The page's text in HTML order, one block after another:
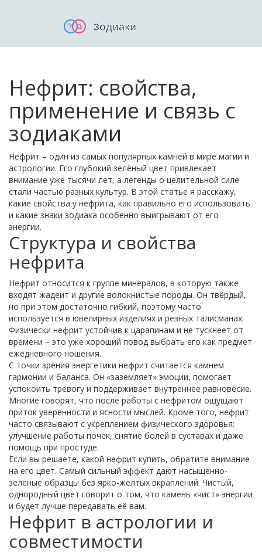
Нефрит: свойства,
применение и связь с
зодиаками
Нефрит – один из самых популярных камней в мире магии и
астрологии. Его глубокий зелёный цвет привлекает
внимание уже тысячи лет, а легенды о целительной силе
стали частью разных культур. В этой статье я расскажу,
какие свойства у нефрита, как правильно его использовать
и какие знаки зодиака особенно выигрывают от его
энергии.
Структура и свойства
нефрита
Нефрит относится к группе минералов, в которую также
входят жадеит и другие волокнистые породы. Он твёрдый,
но при этом достаточно гибкий, поэтому часто
используется в ювелирных изделиях и резных талисманах.
Физически нефрит устойчив к царапинам и не тускнеет от
времени – это уже хороший повод выбрать его как предмет
ежедневного ношения.
С точки зрения энергетики нефрит считается камнем
гармонии и баланса. Он «заземляет» эмоции, помогает
успокоить тревогу и поддерживает внутреннее равновесие.
Многие говорят, что после работы с нефритом ощущают
приток уверенности и ясности мыслей. Кроме того, нефрит
часто связывают с укреплением физического здоровья:
улучшение работы почек, снятие болей в суставах и даже
помощь при простуде.
Если вы решаете, какой нефрит купить, обратите внимание
на его цвет. Самый сильный эффект дают насыщенно-
зелёные образцы без ярко-жёлтых вкраплений. Чистый,
однородный цвет говорит о том, что камень «чист» энергии
и будет лучше передавать её вам.
Нефрит в астрологии и
совместимости